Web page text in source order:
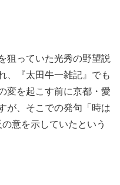
狙っていた光秀の野望説
、『太田牛一雑記』でも
変を起こす前に京都・愛
が、そこでの発句「時は
意を示していたという